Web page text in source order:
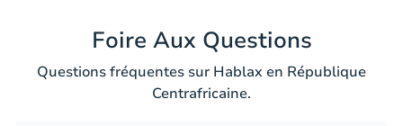
Foire Aux Questions
Questions fréquentes sur Hablax en République
Centrafricaine.